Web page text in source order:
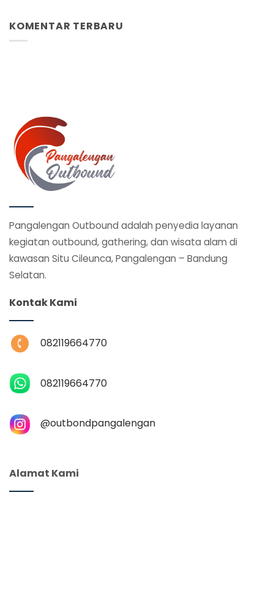
KOMENTAR TERBARU
Pangalengan Outbound adalah penyedia layanan
kegiatan outbound, gathering, dan wisata alam di
kawasan Situ Cileunca, Pangalengan – Bandung
Selatan.
Kontak Kami
082119664770
082119664770
@‌outbondpangalengan
Alamat Kami